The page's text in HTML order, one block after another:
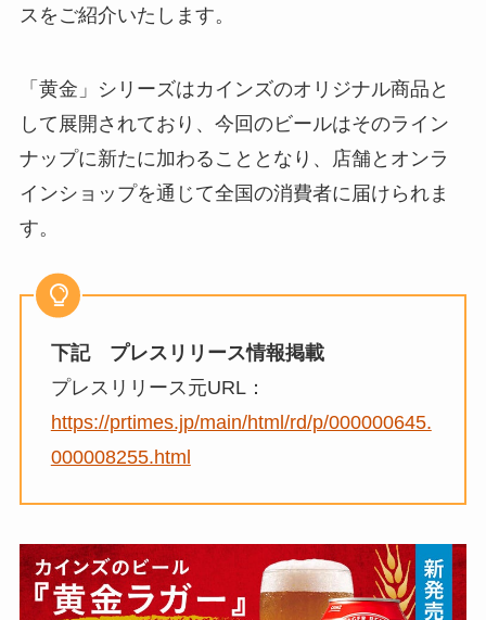
スをご紹介いたします。
「黄金」シリーズはカインズのオリジナル商品と
して展開されており、今回のビールはそのライン
ナップに新たに加わることとなり、店舗とオンラ
インショップを通じて全国の消費者に届けられま
す。
下記 プレスリリース情報掲載
プレスリリース元URL：
https://prtimes.jp/main/html/rd/p/000000645.
000008255.html